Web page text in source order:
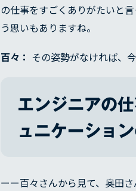
の仕事をすごくありがたいと
う思いもありますね。
百々： その姿勢がなければ、
エンジニアの
ュニケーショ
ーー百々さんから見て、奥田